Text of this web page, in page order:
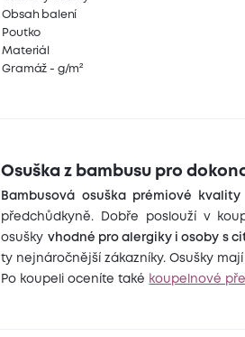
Obsah balení
Poutko
Materiál
Gramáž - g/m²
Osuška z bambusu pro
Bambusová osuška prémiové kvality
předchůdkyně. Dobře poslouží v
osušky vhodné pro alergiky i osoby s
ty nejnáročnější zákazníky. Osušky
Po koupeli oceníte také koupelnové